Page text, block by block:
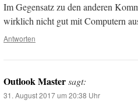
Im Gegensatz zu den anderen
wirklich nicht gut mit Computern
Antworten
Outlook Mastersagt:
31. August 2017 um 20:38 Uhr